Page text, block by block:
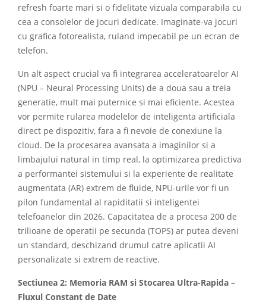
refresh foarte mari si o fidelitate vizuala comparabila cu
cea a consolelor de jocuri dedicate. Imaginate-va jocuri
cu grafica fotorealista, ruland impecabil pe un ecran de
telefon.
Un alt aspect crucial va fi integrarea acceleratoarelor AI
(NPU – Neural Processing Units) de a doua sau a treia
generatie, mult mai puternice si mai eficiente. Acestea
vor permite rularea modelelor de inteligenta artificiala
direct pe dispozitiv, fara a fi nevoie de conexiune la
cloud. De la procesarea avansata a imaginilor si a
limbajului natural in timp real, la optimizarea predictiva
a performantei sistemului si la experiente de realitate
augmentata (AR) extrem de fluide, NPU-urile vor fi un
pilon fundamental al rapiditatii si inteligentei
telefoanelor din 2026. Capacitatea de a procesa 200 de
trilioane de operatii pe secunda (TOPS) ar putea deveni
un standard, deschizand drumul catre aplicatii AI
personalizate si extrem de reactive.
Sectiunea 2: Memoria RAM si Stocarea Ultra-Rapida –
Fluxul Constant de Date